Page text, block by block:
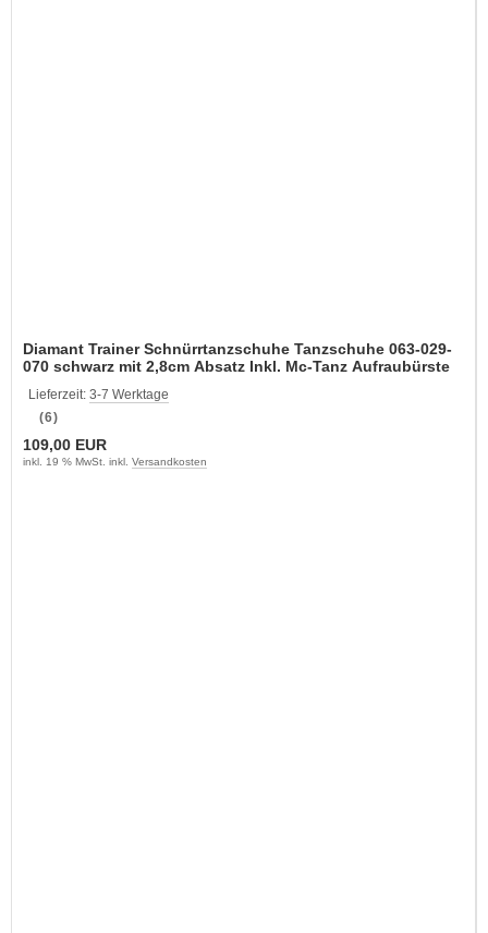
Diamant Trainer Schnürrtanzschuhe Tanzschuhe 063-029-
070 schwarz mit 2,8cm Absatz Inkl. Mc-Tanz Aufraubürste
Lieferzeit: 3-7 Werktage
(6)
109,00 EUR
inkl. 19 % MwSt. inkl. Versandkosten